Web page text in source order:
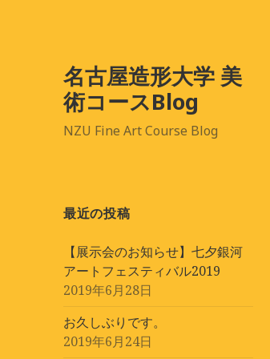
名古屋造形大学 美
術コースBlog
NZU Fine Art Course Blog
最近の投稿
【展示会のお知らせ】七夕銀河
アートフェスティバル2019
2019年6月28日
お久しぶりです。
2019年6月24日